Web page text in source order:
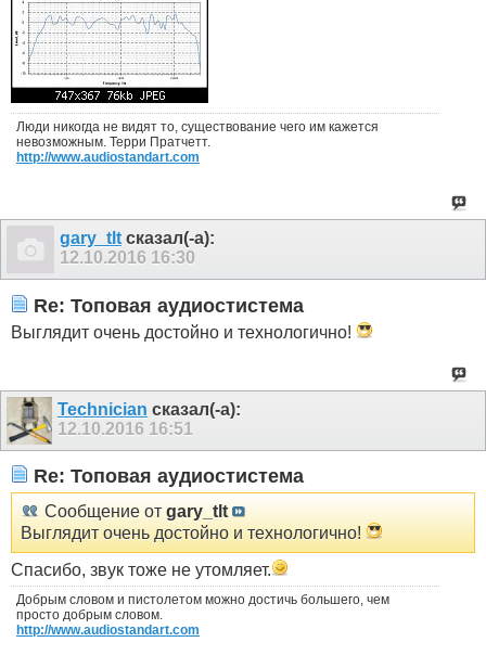
Люди никогда не видят то, существование чего им кажется
невозможным. Терри Пратчетт.
http://www.audiostandart.com
gary_tlt сказал(-а):
12.10.2016 16:30
Re: Топовая аудиостистема
Выглядит очень достойно и технологично!
Technician сказал(-а):
12.10.2016 16:51
Re: Топовая аудиостистема
Сообщение от gary_tlt
Выглядит очень достойно и технологично!
Спасибо, звук тоже не утомляет.
Добрым словом и пистолетом можно достичь большего, чем
просто добрым словом.
http://www.audiostandart.com